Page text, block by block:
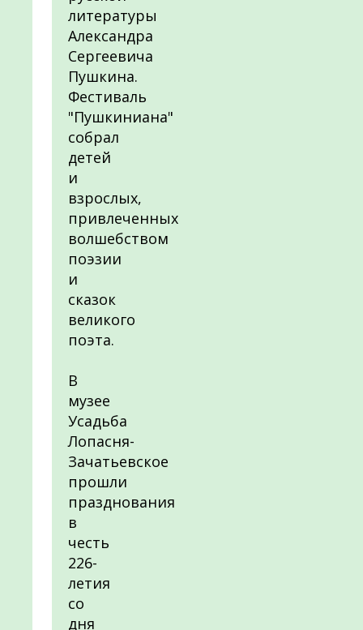
литературы
Александра
Сергеевича
Пушкина.
Фестиваль
"Пушкиниана"
собрал
детей
и
взрослых,
привлеченных
волшебством
поэзии
и
сказок
великого
поэта.
В
музее
Усадьба
Лопасня-
Зачатьевское
прошли
празднования
в
честь
226-
летия
со
дня